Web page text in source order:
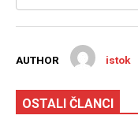
AUTHOR istok
OSTALI ČLANCI